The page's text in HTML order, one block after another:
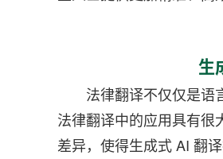
生
法律翻译不仅仅是语
法律翻译中的应用具有很
差异，使得生成式 AI 翻